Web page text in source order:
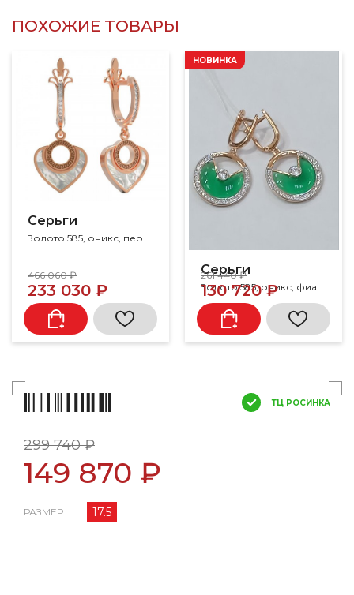
ПОХОЖИЕ ТОВАРЫ
Серьги
Золото 585, оникс, перламутр
466 060 ₽
233 030 ₽
Серьги
НОВИНКА
261 440 ₽
130 720 ₽
ТЦ РОСИНКА
299 740 ₽
149 870 ₽
РАЗМЕР 17.5